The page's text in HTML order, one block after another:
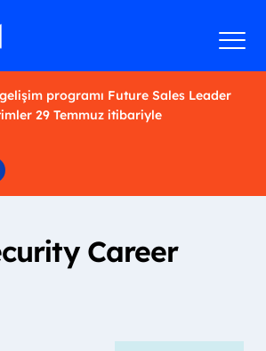
programı Future Sales Leader
29 Temmuz itibariyle
Career